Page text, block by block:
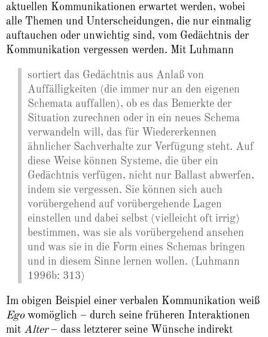
aktuellen Kommunikationen erwartet werden, wobei
alle Themen und Unterscheidungen, die nur einmalig
auftauchen oder unwichtig sind, vom Gedächtnis der
Kommunikation vergessen werden. Mit Luhmann
sortiert das Gedächtnis aus Anlaß von
Auffälligkeiten (die immer nur an den eigenen
Schemata auffallen), ob es das Bemerkte der
Situation zurechnen oder in ein neues Schema
verwandeln will, das für Wiedererkennen
ähnlicher Sachverhalte zur Verfügung steht. Auf
diese Weise können Systeme, die über ein
Gedächtnis verfügen, nicht nur Ballast abwerfen,
indem sie vergessen. Sie können sich auch
vorübergehend auf vorübergehende Lagen
einstellen und dabei selbst (vielleicht oft irrig)
bestimmen, was sie als vorübergehend ansehen
und was sie in die Form eines Schemas bringen
und in diesem Sinne lernen wollen. (Luhmann
1996b: 313)
Im obigen Beispiel einer verbalen Kommunikation weiß
Egowomöglich – durch seine früheren Interaktionen
mit Alter– dass letzterer seine Wünsche indirekt